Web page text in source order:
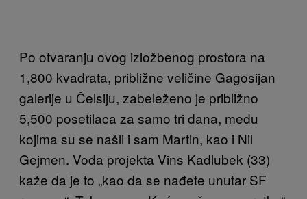
Po otvaranju ovog izložbenog prostora na
1,800 kvadrata, približne veličine Gagosijan
galerije u Čelsiju, zabeleženo je približno
5,500 posetilaca za samo tri dana, među
kojima su se našli i sam Martin, kao i Nil
Gejmen. Vođa projekta Vins Kadlubek (33)
kaže da je to „kao da se nađete unutar SF